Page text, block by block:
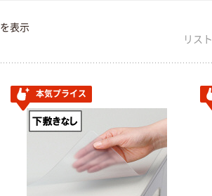
表示
リスト
本気プライス